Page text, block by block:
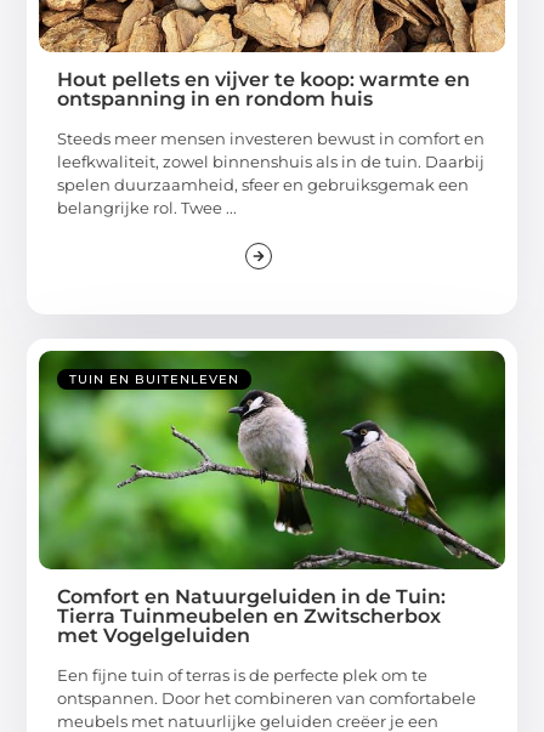
Hout pellets en vijver te koop: warmte en
ontspanning in en rondom huis
Steeds meer mensen investeren bewust in comfort en
leefkwaliteit, zowel binnenshuis als in de tuin. Daarbij
spelen duurzaamheid, sfeer en gebruiksgemak een
belangrijke rol. Twee ...
TUIN EN BUITENLEVEN
Comfort en Natuurgeluiden in de Tuin:
Tierra Tuinmeubelen en Zwitscherbox
met Vogelgeluiden
Een fijne tuin of terras is de perfecte plek om te
ontspannen. Door het combineren van comfortabele
meubels met natuurlijke geluiden creëer je een